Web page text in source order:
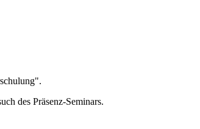
des Präsenz-Seminars.